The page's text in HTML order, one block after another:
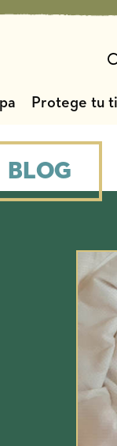
Protege tu
Blog